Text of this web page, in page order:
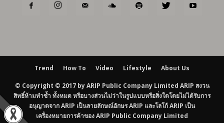
Trend How To Video Lifestyle About Us
© Copyright © 2017 by ARIP Public Company Limited ARIP สงวน
สิทธิ์ห้ามทำซ้ำ ทั้งหมด หรือบางส่วนไม่ว่าในรูปแบบหรือสิ่งใดโดยไม่ได้รับการ
อนุญาตจาก ARIP เป็นลายลักษณ์อักษร ARIP และโลโก้ ARIP เป็น
เครื่องหมายการค้าของ ARIP Public Company Limited